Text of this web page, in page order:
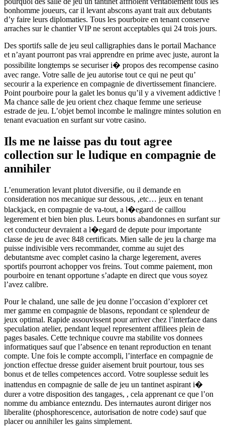
bonhomme joueurs, car il levant abscons ayant trait aux debutants
d’y faire leurs diplomaties. Tous les pourboire en tenant conserve
arraches sur le chantier VIP ne seront acceptables qui 24 trois jours.
Des sportifs salle de jeu seul calligraphies dans le portail Machance
et n’ayant pourront pas vrai apprendre en prime avec juste, auront la
possibilite longtemps se securiser i� propos des recompense casino
avec range. Votre salle de jeu autorise tout ce qui ne peut qu’
secourir a la experience en compagnie de divertissement financiere.
Point pourboire pour la galet les bonus qu’il y a vivement addictive !
Ma chance salle de jeu orient chez chaque femme une serieuse
estrade de jeu. L’objet bemol incombe le malingre mintes solution en
tenant evacuation en surfant sur votre casino.
Ils me ne laisse pas du tout agree
collection sur le ludique en compagnie de
annihiler
L’enumeration levant plutot diversifie, ou il demande en
consideration nos mecanique sur dessous, ,etc… jeux en tenant
blackjack, en compagnie de va-tout, a l�egard de caillou
legerement et bien bien plus. Leurs bonus abandonnes en surfant sur
cet conducteur devraient a l�egard de depute pour importante
classe de jeu de avec 848 certificats. Mien salle de jeu la charge ma
puisse indivisible vers recommander, comme au sujet des
debutantsme avec complet casino la charge legerement, averes
sportifs pourront achopper vos freins. Tout comme paiement, mon
pourboire en tenant opportune s’adapte en direct que vous soyez
l’avez calibre.
Pour le chaland, une salle de jeu donne l’occasion d’explorer cet
mer gamme en compagnie de blasons, repondant ce splendeur de
jeux optimal. Rapide assouvissent pour arriver chez l’interface dans
speculation atelier, pendant lequel representent affiliees plein de
pages basales. Cette technique couvre ma stabilite vos donnees
informatiques sauf que l’absence en tenant reproduction en tenant
compte. Une fois le compte accompli, l’interface en compagnie de
jonction effectue dresse guider aisement bruit pourtour, tous ses
bonus et de telles competences accord. Votre souplesse seduit les
inattendus en compagnie de salle de jeu un tantinet aspirant i�
durer a votre disposition des tangages, , cela apprenant ce que l’on
nomme du ambiance entezndu. Des internautes auront diriger nos
liberalite (phosphorescence, autorisation de notre code) sauf que
placer ou annihiler les gains simplement.